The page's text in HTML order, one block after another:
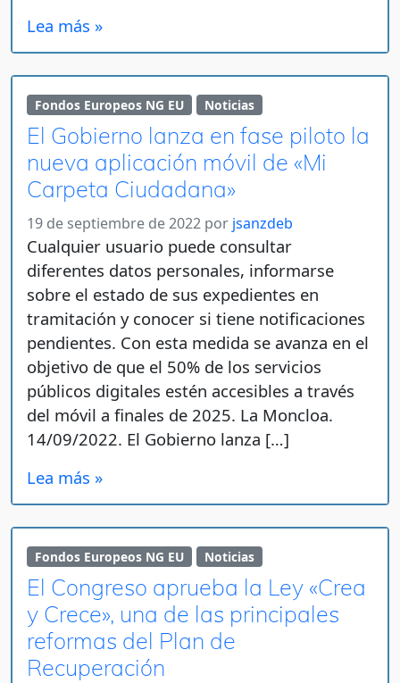
Lea más »
Fondos Europeos NG EU Noticias
El Gobierno lanza en fase piloto la
nueva aplicación móvil de «Mi
Carpeta Ciudadana»
19 de septiembre de 2022 por jsanzdeb
Cualquier usuario puede consultar
diferentes datos personales, informarse
sobre el estado de sus expedientes en
tramitación y conocer si tiene notificaciones
pendientes. Con esta medida se avanza en el
objetivo de que el 50% de los servicios
públicos digitales estén accesibles a través
del móvil a finales de 2025. La Moncloa.
14/09/2022. El Gobierno lanza […]
Lea más »
Fondos Europeos NG EU Noticias
El Congreso aprueba la Ley «Crea
y Crece», una de las principales
reformas del Plan de
Recuperación